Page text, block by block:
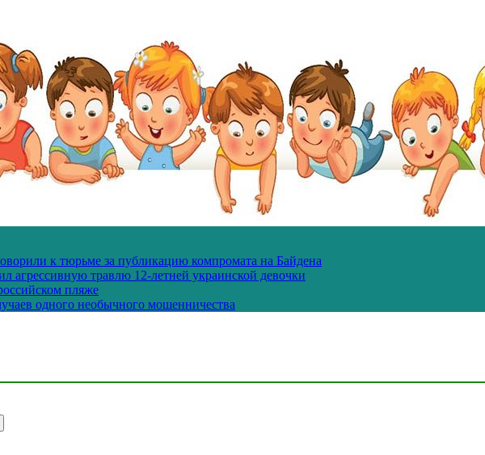
к тюрьме за публикацию компромата на Байдена
агрессивную травлю 12-летней украинской девочки
пляже
одного необычного мошенничества